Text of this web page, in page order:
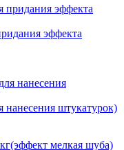
эффекта
нанесения штукатурок)